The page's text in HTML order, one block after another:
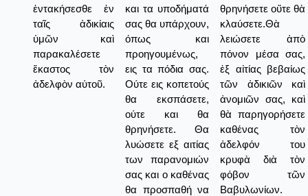
ἐντακήσεσθε ἐν
ταῖς ἀδικίαις
ὑμῶν καὶ
παρακαλέσετε
ἕκαστος τὸν
ἀδελφὸν αὐτοῦ.
και τα υποδήματά
σας θα υπάρχουν,
όπως και
προηγουμένως,
εις τα πόδια σας.
Ούτε εις κοπετούς
θα εκσπάσετε,
ούτε και θα
θρηνήσετε. Θα
λυώσετε εξ αιτίας
των παρανομιών
σας και ο καθένας
θα προσπαθή να
θρηνήσετε οὔτε θὰ
κλαύσετε.Θὰ
λειώσετε ἀπὸ
πόνον μέσα σας,
ἐξ αἰτίας βεβαίως
τῶν ἀδικιῶν καὶ
ἀνομιῶν σας, καὶ
θὰ παρηγορήσετε
καθένας τὸν
ἀδελφόν του
κρυφὰ διὰ τὸν
φόβον τῶν
Βαβυλωνίων.